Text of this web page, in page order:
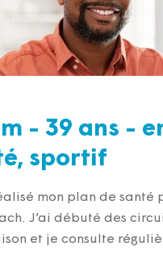
- 39 ans -
sportif
mon plan de santé
J’ai débuté des
et je consulte